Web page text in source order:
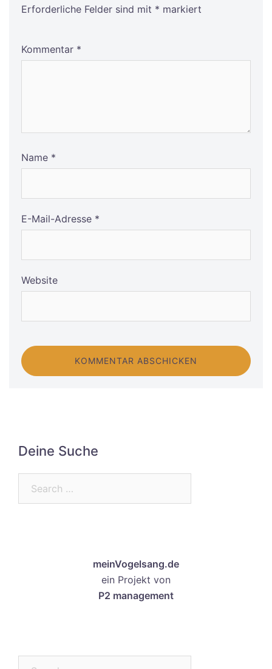
Erforderliche Felder sind mit * markiert
Kommentar *
Name *
E-Mail-Adresse *
Website
Deine Suche
meinVogelsang.de
ein Projekt von
P2 management